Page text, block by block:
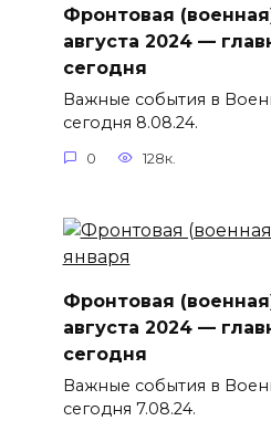
Фронтовая
августа 2024 —
сегодня
Важные события в
сегодня 8.08.24.
0 128к.
Фронтовая
августа 2024 —
сегодня
Важные события в
сегодня 7.08.24.